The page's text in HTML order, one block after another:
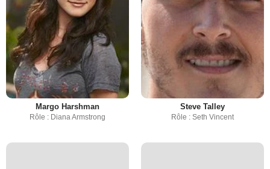
Margo Harshman
Rôle : Diana Armstrong
Steve Talley
Rôle : Seth Vincent